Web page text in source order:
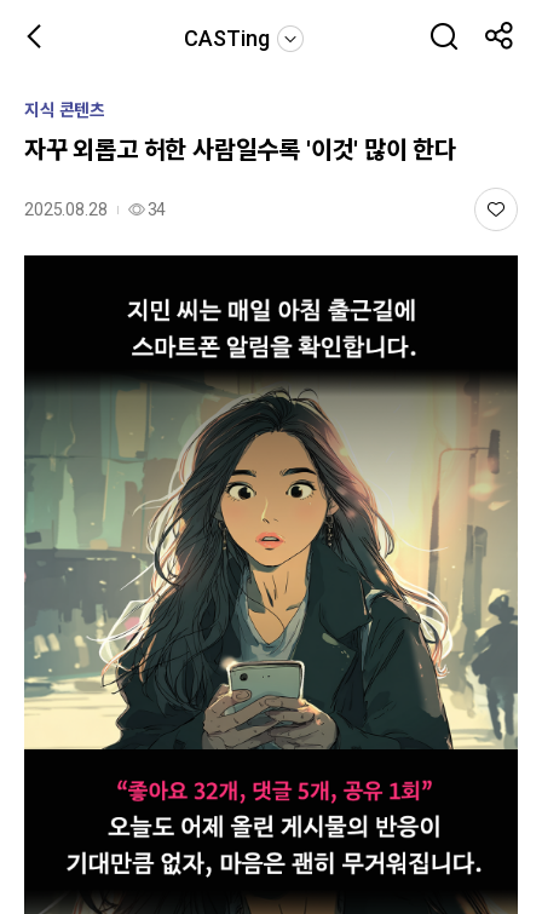
CASTing
지식 콘텐츠
자꾸 외롭고 허한 사람일수록 '이것' 많이 한다
2025.08.28 34